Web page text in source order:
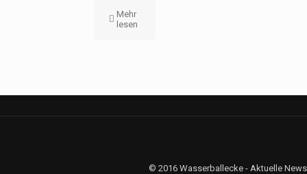
Mehr
lesen
© 2016 Wasserballecke - Aktuelle